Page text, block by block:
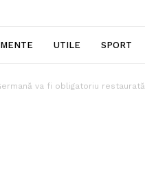
UTILE SPORT
va fi obligatoriu restaurată